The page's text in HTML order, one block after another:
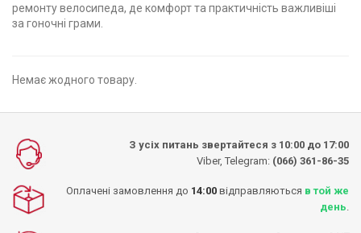
ремонту велосипеда, де комфорт та практичність важливіші
за гоночні грами.
Немає жодного товару.
З усіх питань звертайтеся з 10:00 до 17:00
Viber, Telegram: (066) 361-86-35
Оплачені замовлення до 14:00 відправляються в той же
день